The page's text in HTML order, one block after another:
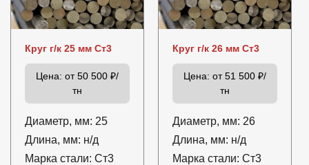
Круг г/к 25 мм Ст3
Цена: от 50 500 ₽/
тн
Диаметр, мм: 25
Длина, мм: н/д
Марка стали: Ст3
Круг г/к 26 мм Ст3
Цена: от 51 500 ₽/
тн
Диаметр, мм: 26
Длина, мм: н/д
Марка стали: Ст3